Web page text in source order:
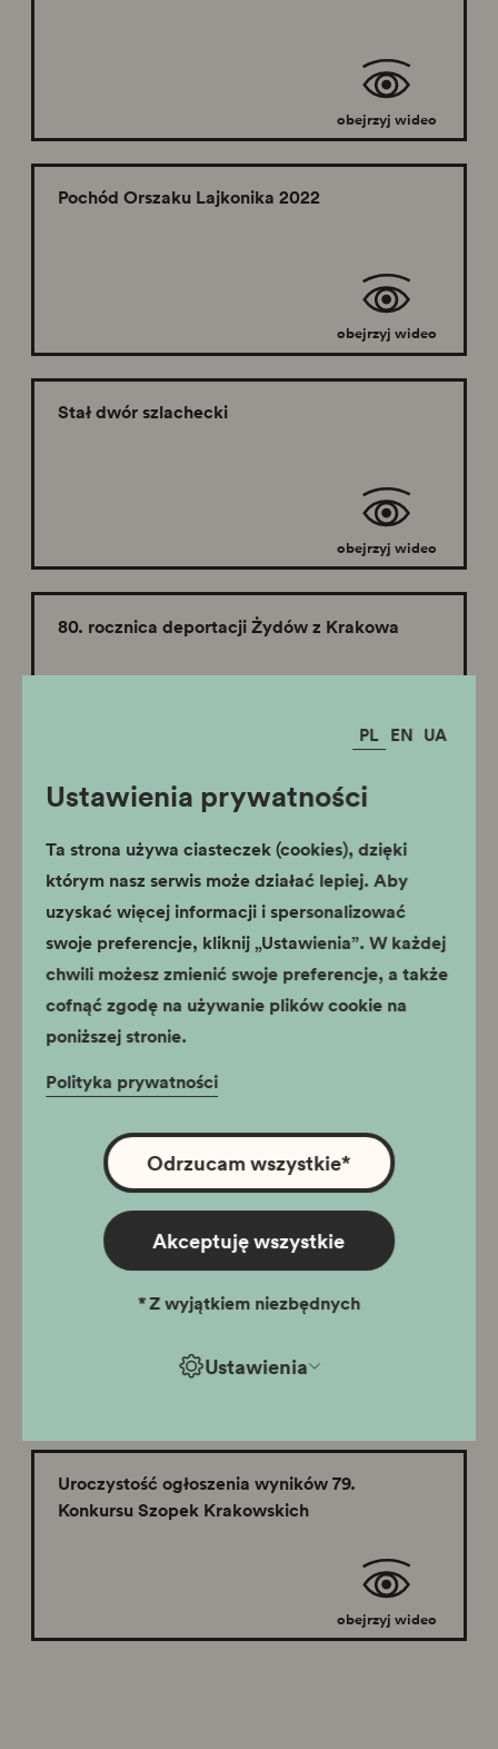
PL EN UA
Ustawienia prywatności
Ta strona używa ciasteczek (cookies), dzięki
którym nasz serwis może działać lepiej. Aby
uzyskać więcej informacji i spersonalizować
swoje preferencje, kliknij „Ustawienia”. W każdej
chwili możesz zmienić swoje preferencje, a także
cofnąć zgodę na używanie plików cookie na
poniższej stronie.
Polityka prywatności
Ustawienia
Odrzucam wszystkie*
Akceptuję wszystkie
*Z wyjątkiem niezbędnych
obejrzyj wideo
Pochód Orszaku Lajkonika 2022
obejrzyj wideo
Stał dwór szlachecki
obejrzyj wideo
80. rocznica deportacji Żydów z Krakowa
Porozumienie ws. Muzeum i Centrum Ruchu
Harcerskiego
obejrzyj wideo
bez końca”
obejrzyj wideo
Montaż rzeźby Przekupki Krakowskiej
Uroczystość ogłoszenia wyników 79.
Konkursu Szopek Krakowskich
obejrzyj wideo